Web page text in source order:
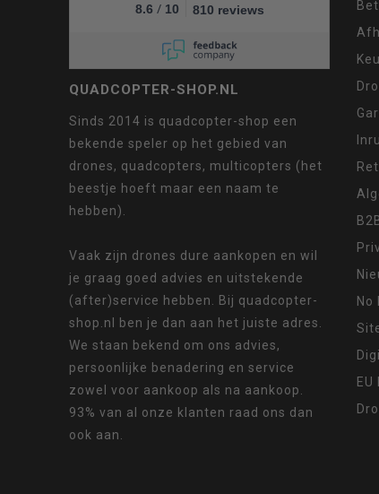
8.6 / 10 810 reviews
QUADCOPTER-SHOP.NL
Sinds 2014 is quadcopter-shop een
bekende speler op het gebied van
drones, quadcopters, multicopters (het
beestje hoeft maar een naam te
hebben).
Vaak zijn drones dure aankopen en wil
je graag goed advies en uitstekende
(after)service hebben. Bij quadcopter-
shop.nl ben je dan aan het juiste adres.
We staan bekend om ons advies,
persoonlijke benadering en service
zowel voor aankoop als na aankoop.
93% van al onze klanten raad ons dan
ook aan.
No